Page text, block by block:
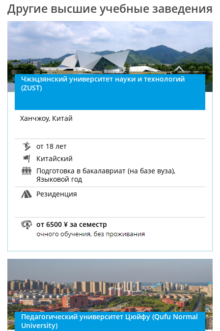
Другие высшие учебные заведения
Чжэцзянский университет науки и технологий
(ZUST)
Ханчжоу, Китай
от 18 лет
Китайский
Подготовка в бакалавриат (на базе вуза),
Языковой год
Резиденция
от 6500 ¥ за семестр
Педагогический университет Цюйфу (Qufu Normal
University)